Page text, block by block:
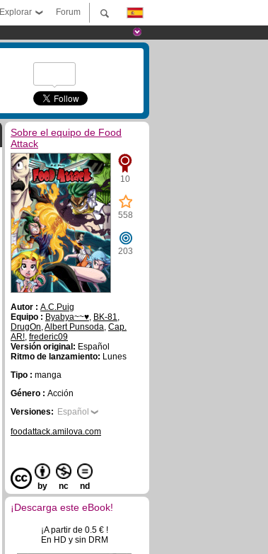
Forum
Explorar
Sobre el equipo de Food
Attack
10
558
203
Autor : A.C.Puig
Equipo : Byabya~~♥, BK-81,
DrugOn,Albert Punsoda, Cap.
AR!, frederic09
Versión original: Español
Ritmo de lanzamiento: Lunes
Tipo : manga
Género : Acción
Versiones: Español
foodattack.amilova.com
by nc nd
¡Descarga este eBook!
¡A partir de 0.5 € !
En HD y sin DRM